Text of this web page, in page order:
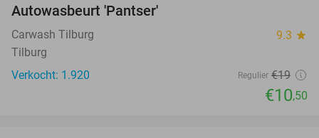
Autowasbeurt 'Pantser'
Carwash Tilburg 9.3 star
Tilburg
Verkocht: 1.920
Regulier €19
€10,50